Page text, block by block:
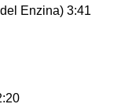
Enzina) 3:41